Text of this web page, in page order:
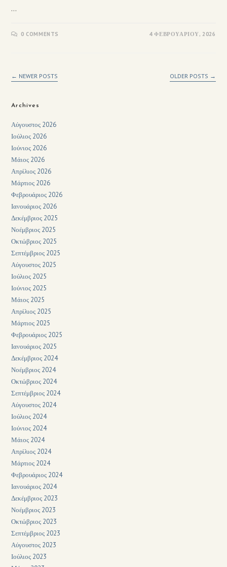
…
0 COMMENTS 4 ΦΕΒΡΟΥΑΡΊΟΥ, 2026
← NEWER POSTS OLDER POSTS →
Archives
Αύγουστος 2026
Ιούλιος 2026
Ιούνιος 2026
Μάιος 2026
Απρίλιος 2026
Μάρτιος 2026
Φεβρουάριος 2026
Ιανουάριος 2026
Δεκέμβριος 2025
Νοέμβριος 2025
Οκτώβριος 2025
Σεπτέμβριος 2025
Αύγουστος 2025
Ιούλιος 2025
Ιούνιος 2025
Μάιος 2025
Απρίλιος 2025
Μάρτιος 2025
Φεβρουάριος 2025
Ιανουάριος 2025
Δεκέμβριος 2024
Νοέμβριος 2024
Οκτώβριος 2024
Σεπτέμβριος 2024
Αύγουστος 2024
Ιούλιος 2024
Ιούνιος 2024
Μάιος 2024
Απρίλιος 2024
Μάρτιος 2024
Φεβρουάριος 2024
Ιανουάριος 2024
Δεκέμβριος 2023
Νοέμβριος 2023
Οκτώβριος 2023
Σεπτέμβριος 2023
Αύγουστος 2023
Ιούλιος 2023